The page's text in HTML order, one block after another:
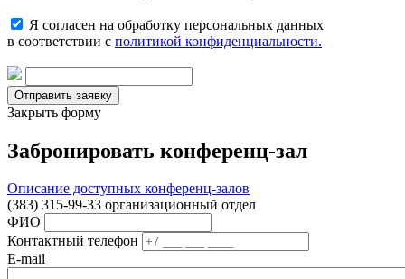
Я согласен на обработку персональных данных
в соответствии с политикой конфиденциальности.
Закрыть форму
Забронировать конференц-зал
Описание доступных конференц-залов
(383) 315-99-33 организационный отдел
ФИО
Контактный телефон
E-mail